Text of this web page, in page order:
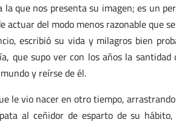
que nos presenta su imagen; es un
actuar del modo menos razonable que
escribió su vida y milagros bien
que supo ver con los años la
y reírse de él.
le vio nacer en otro tiempo,
al ceñidor de esparto de su